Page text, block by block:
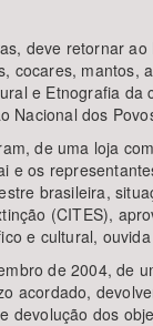
deve retornar
cocares, mantos,
e Etnografia da
Nacional dos
de uma loja
e os
brasileira,
(CITES),
e cultural,
de 2004, de
acordado,
devolução dos